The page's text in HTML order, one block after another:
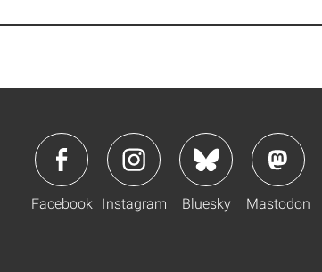
Facebook Instagram Bluesky Mastodon